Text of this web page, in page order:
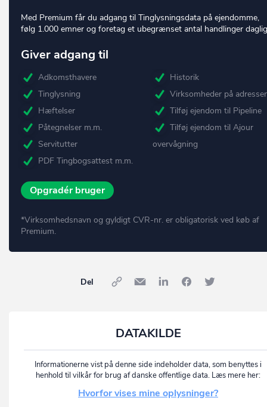
Med Premium får du adgang til Tinglysningsdata på ejendomme,
følg 1.000 emner og foretag et ubegrænset antal handlinger
Giver adgang til
Adkomsthavere
Tinglysning
Hæftelser
Påtegnelser m.m.
Servitutter
PDF Tingbogsattest m.m.
Historik
Virksomheder på
Tilføj ejendom til Pipeline
Tilføj ejendom til Ajour
overvågning
Opgradér bruger
*Virksomhedsnavn og gyldigt CVR-nr. er obligatorisk ved køb af
Premium.
Del
DATAKILDE
Informationerne vist på denne side indeholder data, som benyttes i
henhold til vilkår for brug af danske offentlige data. Læs mere her:
Hvorfor vises mine oplysninger?